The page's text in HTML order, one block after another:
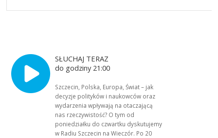
SŁUCHAJ TERAZ
do godziny 21:00
Szczecin, Polska, Europa, Świat – jak
decyzje polityków i naukowców oraz
wydarzenia wpływają na otaczającą
nas rzeczywistość? O tym od
poniedziałku do czwartku dyskutujemy
w Radiu Szczecin na Wieczór. Po 20